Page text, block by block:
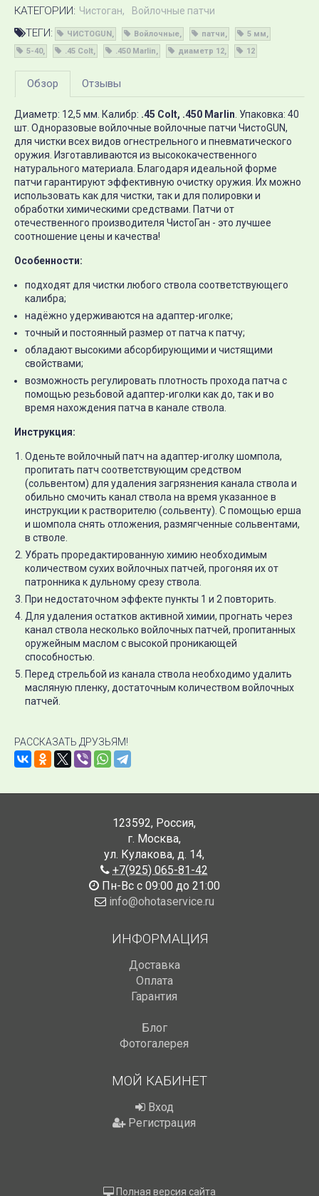
КАТЕГОРИИ: Чистоган Войлочные патчи
ТЕГИ: ЧИСТОGUN Войлочные патчи
5 мм
5-40
.45 Colt .450 Marlin диаметр 12 12
Обзор Отзывы
Диаметр: 12,5 мм. Калибр: .45 Colt, .450 Marlin. Упаковка: 40
шт. Одноразовые войлочные войлочные патчи ЧистоGUN,
для чистки всех видов огнестрельного и пневматического
оружия. Изготавливаются из высококачественного
натурального материала. Благодаря идеальной форме
патчи гарантируют эффективную очистку оружия. Их можно
использовать как для чистки, так и для полировки и
обработки химическими средствами. Патчи от
отечественного производителя ЧистоГан - это лучшее
соотношение цены и качества!
Особенности:
подходят для чистки любого ствола соответствующего
калибра;
надёжно удерживаются на адаптер-иголке;
точный и постоянный размер от патча к патчу;
обладают высокими абсорбирующими и чистящими
свойствами;
возможность регулировать плотность прохода патча с
помощью резьбовой адаптер-иголки как до, так и во
время нахождения патча в канале ствола.
Инструкция:
Оденьте войлочный патч на адаптер-иголку шомпола,
пропитать патч соответствующим средством
(сольвентом) для удаления загрязнения канала ствола и
обильно смочить канал ствола на время указанное в
инструкции к растворителю (сольвенту). С помощью ерша
и шомпола снять отложения, размягченные сольвентами,
в стволе.
Убрать проредактированную химию необходимым
количеством сухих войлочных патчей, прогоняя их от
патронника к дульному срезу ствола.
При недостаточном эффекте пункты 1 и 2 повторить.
Для удаления остатков активной химии, прогнать через
канал ствола несколько войлочных патчей, пропитанных
оружейным маслом с высокой проникающей
способностью.
Перед стрельбой из канала ствола необходимо удалить
масляную пленку, достаточным количеством войлочных
патчей.
РАССКАЗАТЬ ДРУЗЬЯМ!
123592, Россия,
г. Москва,
ул. Кулакова, д. 14,
+7(925) 065-81-42
Пн-Вс с 09:00 до 21:00
info@ohotaservice.ru
ИНФОРМАЦИЯ
Доставка
Оплата
Гарантия
Блог
Фотогалерея
МОЙ КАБИНЕТ
Вход
Регистрация
Полная версия сайта